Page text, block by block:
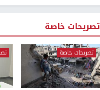
تصريحات خاصة
تصريحات خاصة